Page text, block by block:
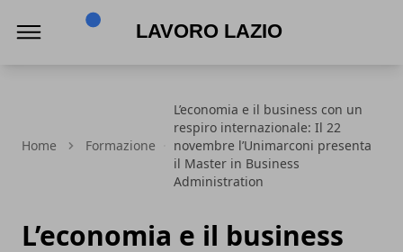
Home Formazione
L’economia e il business con un
respiro internazionale: Il 22
novembre l’Unimarconi presenta
il Master in Business
Administration
L’economia e il business